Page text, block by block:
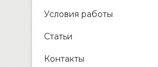
Условия работы
Статьи
Контакты